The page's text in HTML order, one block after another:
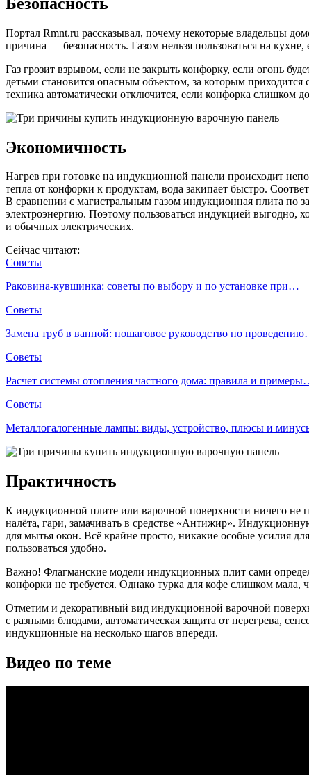
Портал Rmnt.ru рассказывал, почему некоторые владельцы
причина — безопасность. Газом нельзя пользоваться на
Газ грозит взрывом, если не закрыть конфорку, если огонь
детьми становится опасным объектом, за которым
техника автоматически отключится, если конфорка слишком
Экономичность
Нагрев при готовке на индукционной панели происходит
тепла от конфорки к продуктам, вода закипает быстро.
В сравнении с магистральным газом индукционная плита по
электроэнергию. Поэтому пользоваться индукцией выгодно,
и обычных электрических.
Сейчас читают:
Советы
Раковина-кувшинка: советы по выбору и по установке при…
Советы
Замена труб в ванной: пошаговое руководство по
Советы
Расчет системы отопления частного дома: правила и
Советы
Металлогалогенные лампы: виды, устройство, плюсы и
Практичность
К индукционной плите или варочной поверхности ничего не
налёта, гари, замачивать в средстве «Антижир».
для мытья окон. Всё крайне просто, никакие особые усилия
пользоваться удобно.
Важно! Флагманские модели индукционных плит сами
конфорки не требуется. Однако турка для кофе слишком
Отметим и декоративный вид индукционной варочной
с разными блюдами, автоматическая защита от перегрева,
индукционные на несколько шагов впереди.
Видео по теме